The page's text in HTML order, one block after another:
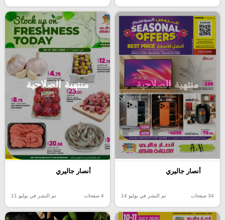
منتهية الصلاحية
أنصار جاليري
34 صفحات تم النشر في يوليو 14
منتهية الصلاحية
أنصار جاليري
4 صفحات تم النشر في يوليو 11